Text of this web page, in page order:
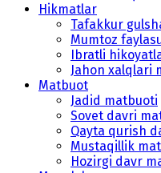
Hikmatlar
Tafakkur
Mumtoz
Ibratli
Jahon xalqlari
Matbuot
Jadid matbuoti
Sovet davri
Qayta qurish
Mustaqillik
Hozirgi davr